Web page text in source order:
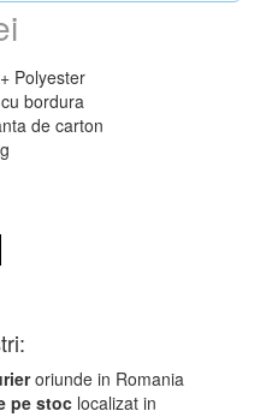
curent
este:
Polyester
bordura
de carton
de Lux din Policoton cu
oriunde in Romania
pe stoc localizat in